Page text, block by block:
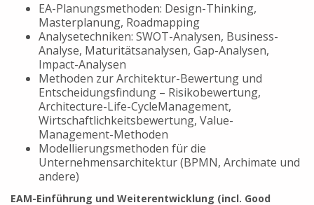
EA-Planungsmethoden: Design-Thinking,
Masterplanung, Roadmapping
Analysetechniken: SWOT-Analysen, Business-
Analyse, Maturitätsanalysen, Gap-Analysen,
Impact-Analysen
Methoden zur Architektur-Bewertung und
Entscheidungsfindung – Risikobewertung,
Architecture-Life-CycleManagement,
Wirtschaftlichkeitsbewertung, Value-
Management-Methoden
Modellierungsmethoden für die
Unternehmensarchitektur (BPMN, Archimate und
andere)
EAM-Einführung und Weiterentwicklung (incl. Good